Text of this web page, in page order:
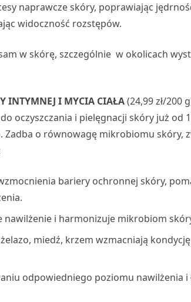
naprawcze skóry, poprawiając
widoczność rozstępów.
w skórę, szczególnie w okolicach
INTYMNEJ I MYCIA CIAŁA(24,99 zł/200
oczyszczania i pielęgnacji skóry już od
Zadba o równowagę mikrobiomu skóry,
bariery ochronnej skóry,
nawilżenie i harmonizuje mikrobiom
miedź, krzem wzmacniają
odpowiedniego poziomu nawilżenia i